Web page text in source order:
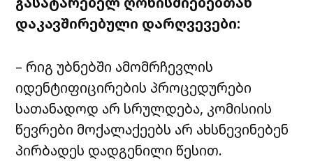
დაკავშირებული დარღვევები:
– რიგ უბნებში ამომრჩევლის
იდენტიფიცირების პროცედურები
სათანადოდ არ სრულდება, კომისიის
წევრები მოქალაქეებს არ ახსნევინებენ
პირბადეს დადგენილი წესით.